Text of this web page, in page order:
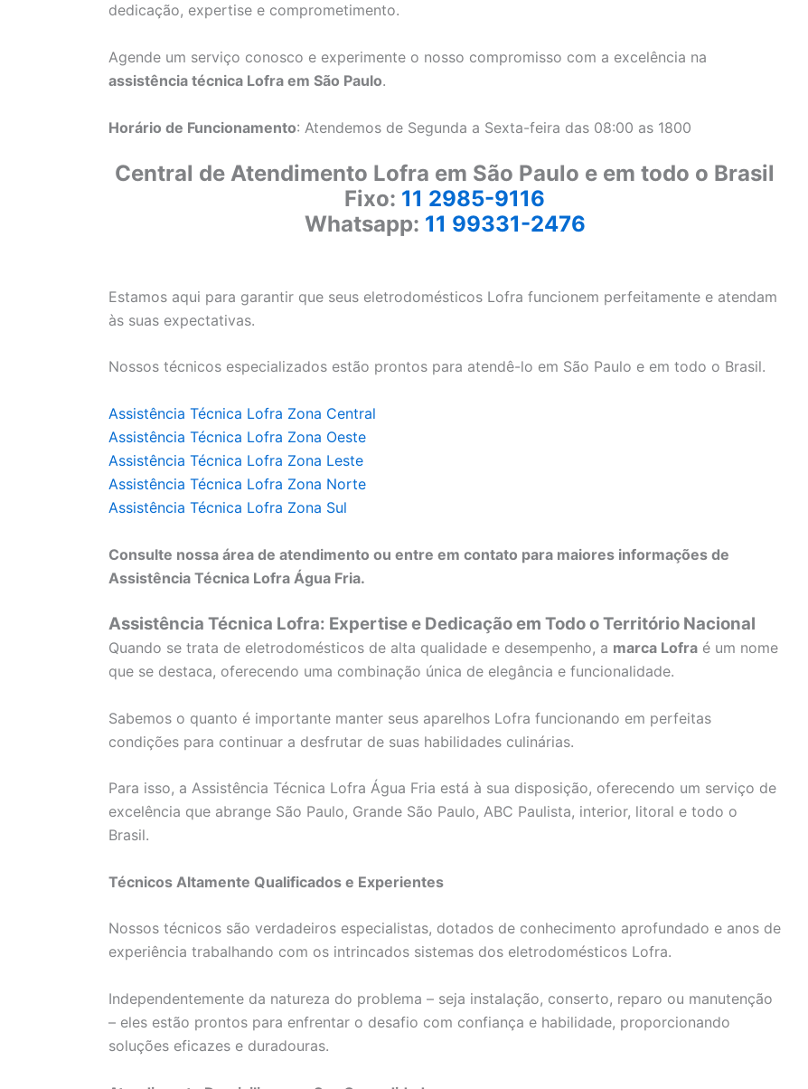
dedicação, expertise e comprometimento.
Agende um serviço conosco e experimente o nosso compromisso com a excelência na
assistência técnica Lofra em São Paulo.
Horário de Funcionamento: Atendemos de Segunda a Sexta-feira das 08:00 as 1800
Central de Atendimento Lofra em São Paulo e em todo o Brasil
Fixo: 11 2985-9116
Whatsapp: 11 99331-2476
Estamos aqui para garantir que seus eletrodomésticos Lofra funcionem perfeitamente e atendam
às suas expectativas.
Nossos técnicos especializados estão prontos para atendê-lo em São Paulo e em todo o Brasil.
Assistência Técnica Lofra Zona Central
Assistência Técnica Lofra Zona Oeste
Assistência Técnica Lofra Zona Leste
Assistência Técnica Lofra Zona Norte
Assistência Técnica Lofra Zona Sul
Consulte nossa área de atendimento ou entre em contato para maiores informações de
Assistência Técnica Lofra Água Fria.
Assistência Técnica Lofra: Expertise e Dedicação em Todo o Território Nacional
Quando se trata de eletrodomésticos de alta qualidade e desempenho, a marca Lofra é um nome
que se destaca, oferecendo uma combinação única de elegância e funcionalidade.
Sabemos o quanto é importante manter seus aparelhos Lofra funcionando em perfeitas
condições para continuar a desfrutar de suas habilidades culinárias.
Para isso, a Assistência Técnica Lofra Água Fria está à sua disposição, oferecendo um serviço de
excelência que abrange São Paulo, Grande São Paulo, ABC Paulista, interior, litoral e todo o
Brasil.
Técnicos Altamente Qualificados e Experientes
Nossos técnicos são verdadeiros especialistas, dotados de conhecimento aprofundado e anos de
experiência trabalhando com os intrincados sistemas dos eletrodomésticos Lofra.
Independentemente da natureza do problema – seja instalação, conserto, reparo ou manutenção
– eles estão prontos para enfrentar o desafio com confiança e habilidade, proporcionando
soluções eficazes e duradouras.